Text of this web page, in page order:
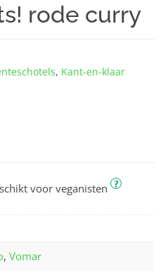
rode curry
, Kant-en-klaar
voor veganisten ?
,Vomar